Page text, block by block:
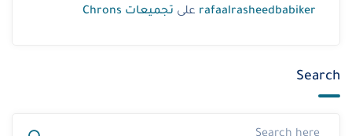
rafaalrasheedbabiker على تجميعات Chrons
Search